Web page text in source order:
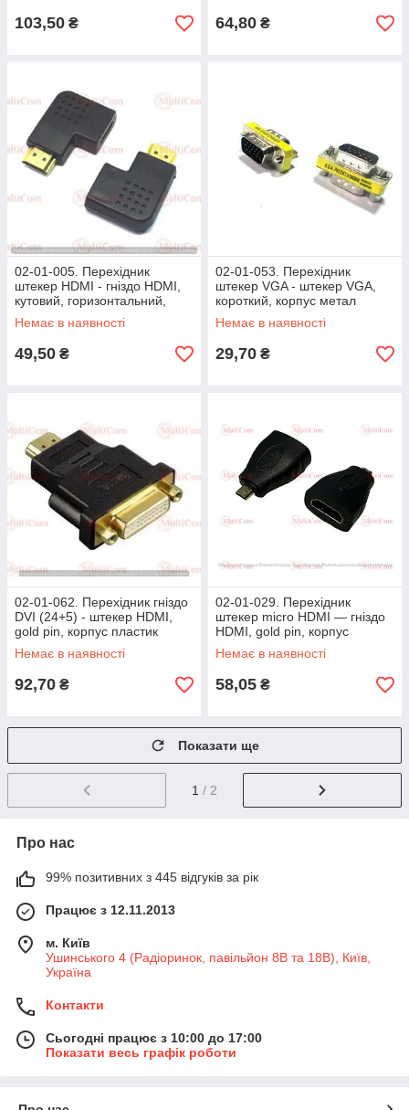
103,50 ₴ 64,80 ₴
02-01-005. Перехідник
штекер HDMI - гніздо HDMI,
кутовий, горизонтальний,
правий, gold pin
Немає в наявності
49,50 ₴
02-01-053. Перехідник
штекер VGA - штекер VGA,
короткий, корпус метал
Немає в наявності
29,70 ₴
02-01-062. Перехідник гніздо
DVI (24+5) - штекер HDMI,
gold pin, корпус пластик
Немає в наявності
92,70 ₴
02-01-029. Перехідник
штекер micro HDMI — гніздо
HDMI, gold pin, корпус
пластик
Немає в наявності
58,05 ₴
Показати ще
1 / 2
Про нас
99% позитивних з 445 відгуків за рік
Працює з 12.11.2013
м. Київ
Ушинського 4 (Радіоринок, павільйон 8В та 18В), Київ,
Україна
Контакти
Сьогодні працює з 10:00 до 17:00
Показати весь графік роботи